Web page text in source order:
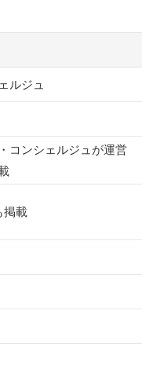
発行を確認する
体的に伝える
る
しておく
ルジュ
コンシェルジュが運営
掲載